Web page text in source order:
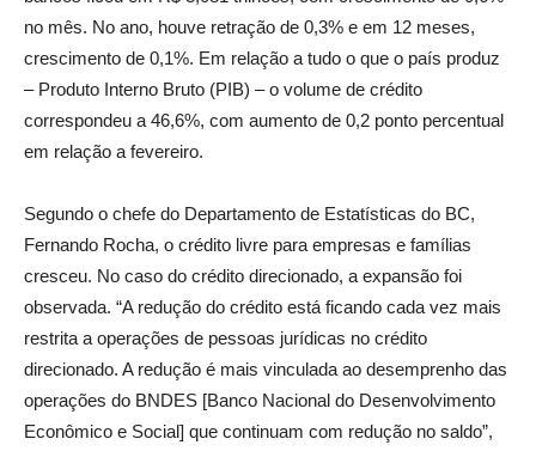
no mês. No ano, houve retração de 0,3% e em 12 meses,
crescimento de 0,1%. Em relação a tudo o que o país produz
– Produto Interno Bruto (PIB) – o volume de crédito
correspondeu a 46,6%, com aumento de 0,2 ponto percentual
em relação a fevereiro.
Segundo o chefe do Departamento de Estatísticas do BC,
Fernando Rocha, o crédito livre para empresas e famílias
cresceu. No caso do crédito direcionado, a expansão foi
observada. “A redução do crédito está ficando cada vez mais
restrita a operações de pessoas jurídicas no crédito
direcionado. A redução é mais vinculada ao desemprenho das
operações do BNDES [Banco Nacional do Desenvolvimento
Econômico e Social] que continuam com redução no saldo”,